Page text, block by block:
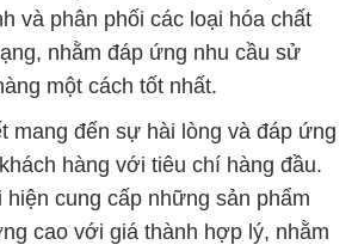
và phân phối các loại hóa chất
nhằm đáp ứng nhu cầu sử
một cách tốt nhất.
mang đến sự hài lòng và đáp ứng
hàng với tiêu chí hàng đầu.
hiện cung cấp những sản phẩm
cao với giá thành hợp lý, nhằm